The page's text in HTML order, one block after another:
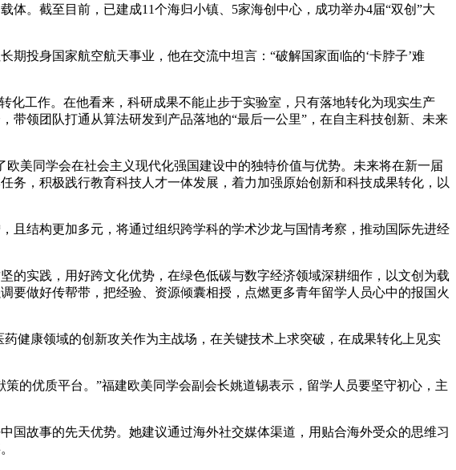
。截至目前，已建成11个海归小镇、5家海创中心，成功举办4届“双创”大
投身国家航空航天事业，他在交流中坦言：“破解国家面临的‘卡脖子’难
工作。在他看来，科研成果不能止步于实验室，只有落地转化为现实生产
领团队打通从算法研发到产品落地的“最后一公里”，在自主科技创新、未来
同学会在社会主义现代化强国建设中的独特价值与优势。未来将在新一届
，积极践行教育科技人才一体发展，着力加强原始创新和科技成果转化，以
结构更加多元，将通过组织跨学科的学术沙龙与国情考察，推动国际先进经
实践，用好跨文化优势，在绿色低碳与数字经济领域深耕细作，以文创为载
做好传帮带，把经验、资源倾囊相授，点燃更多青年留学人员心中的报国火
康领域的创新攻关作为主战场，在关键技术上求突破，在成果转化上见实
优质平台。”福建欧美同学会副会长姚道锡表示，留学人员要坚守初心，主
故事的先天优势。她建议通过海外社交媒体渠道，用贴合海外受众的思维习